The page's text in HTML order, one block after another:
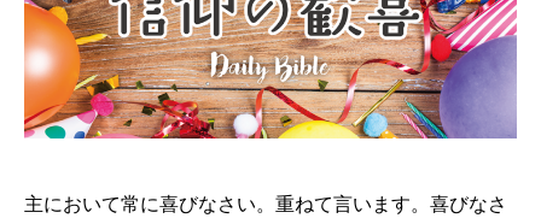
主において常に喜びなさい。重ねて言います。喜びなさ